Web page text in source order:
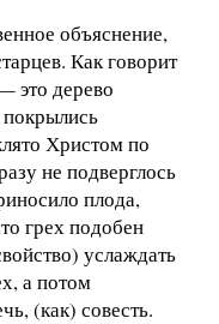
объяснение,
Как говорит
это дерево
Христом по
не подверглось
плода,
грех подобен
услаждать
а потом
(как) совесть.